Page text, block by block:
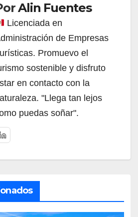
Alin Fuentes
Licenciada en
de Empresas
Promuevo el
sostenible y disfruto
en contacto con la
"Llega tan lejos
puedas soñar".